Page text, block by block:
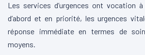
Les services d’urgences ont vocation
d’abord et en priorité, les urgences
réponse immédiate en termes de
moyens.